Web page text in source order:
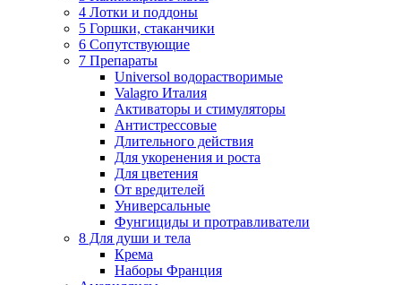
4 Лотки и поддоны
5 Горшки, стаканчики
6 Сопутствующие
7 Препараты
Universol водорастворимые
Valagro Италия
Активаторы и стимуляторы
Антистрессовые
Длительного действия
Для укоренения и роста
Для цветения
От вредителей
Универсальные
Фунгициды и протравливатели
8 Для души и тела
Крема
Наборы Франция